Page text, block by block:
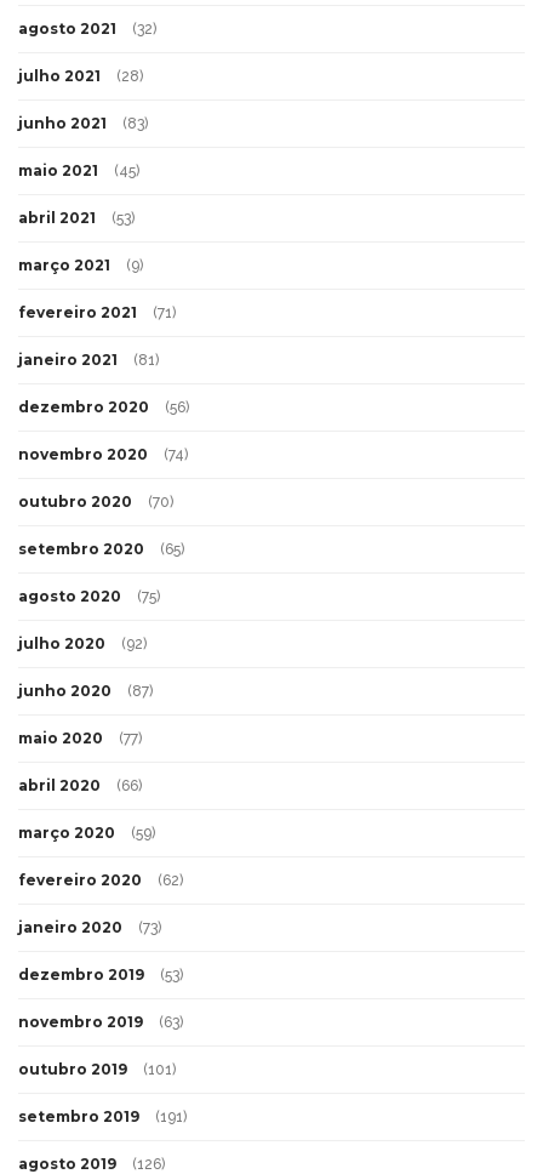
agosto 2021 (32)
julho 2021 (28)
junho 2021 (83)
maio 2021 (45)
abril 2021 (53)
março 2021 (9)
fevereiro 2021 (71)
janeiro 2021 (81)
dezembro 2020 (56)
novembro 2020 (74)
outubro 2020 (70)
setembro 2020 (65)
agosto 2020 (75)
julho 2020 (92)
junho 2020 (87)
maio 2020 (77)
abril 2020 (66)
março 2020 (59)
fevereiro 2020 (62)
janeiro 2020 (73)
dezembro 2019 (53)
novembro 2019 (63)
outubro 2019 (101)
setembro 2019 (191)
agosto 2019 (126)